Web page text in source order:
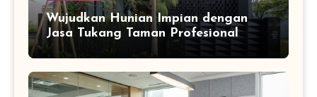
Wujudkan Hunian Impian dengan
Jasa Tukang Taman Profesional